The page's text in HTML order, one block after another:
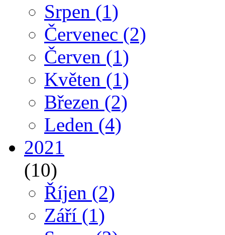
Srpen (1)
Červenec (2)
Červen (1)
Květen (1)
Březen (2)
Leden (4)
2021
(10)
Říjen (2)
Září (1)